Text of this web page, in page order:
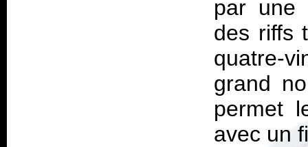
par une
des riffs
quatre-
grand
permet
avec un